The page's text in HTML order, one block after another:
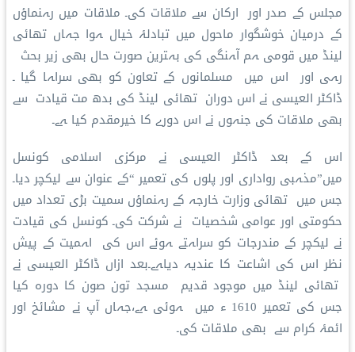
مجلس کے صدر اور ارکان سے ملاقات کی۔ ملاقات میں رہنماؤں
کے درمیان خوشگوار ماحول میں تبادلۂ خیال ہوا جہاں تھائی
لینڈ میں قومی ہم آہنگی کی بہترین صورت حال بھی زیر بحث
رہی اور اس میں مسلمانوں کے تعاون کو بھی سراہا گیا ۔
ڈاکٹر العیسی نے اس دوران تھائی لینڈ کی بدھ مت قیادت سے
بھی ملاقات کی جنہوں نے اس دورے کا خیرمقدم کیا ہے۔
اس کے بعد ڈاکٹر العیسی نے مرکزی اسلامی کونسل
میں”مذہبی رواداری اور پلوں کی تعمیر “کے عنوان سے لیکچر دیا۔
جس میں تھائی وزارت خارجہ کے رہنماؤں سمیت بڑی تعداد میں
حکومتی اور عوامی شخصیات نے شرکت کی۔ کونسل کی قیادت
نے لیکچر کے مندرجات کو سراہتے ہوئے اس کی اہمیت کے پیش
نظر اس کی اشاعت کا عندیہ دیاہے۔بعد ازاں ڈاکٹر العیسی نے
تھائی لینڈ میں موجود قدیم مسجد تون صون کا دورہ کیا
جس کی تعمیر 1610 ء میں ہوئی ہے،جہاں آپ نے مشائخ اور
ائمۂ کرام سے بھی ملاقات کی۔